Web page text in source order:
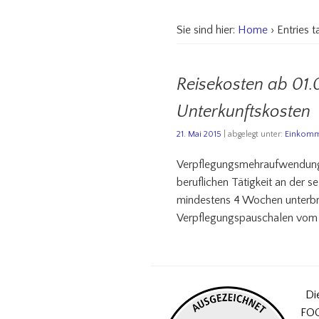
Sie sind hier: Home › Entries
Reisekosten ab
Unterkunftskosten
21. Mai 2015 | abgelegt unter:
beruflichen Tätigkeit an der
mindestens 4 Wochen
Verpflegungspauschalen